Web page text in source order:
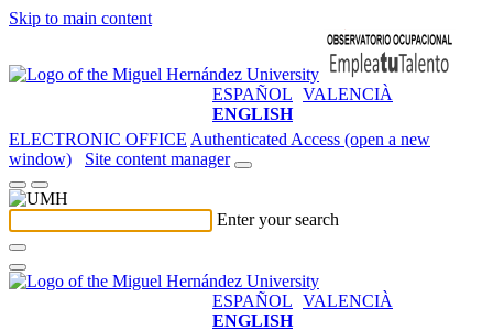
Skip to main content
ESPAÑOL VALENCIÀ
ENGLISH
ELECTRONIC OFFICE Authenticated Access (open a new
window)
Site content manager
Enter your search
ESPAÑOL VALENCIÀ
ENGLISH